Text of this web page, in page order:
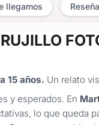
llegamos
15 años. Un relato
y esperados. En
lo que queda